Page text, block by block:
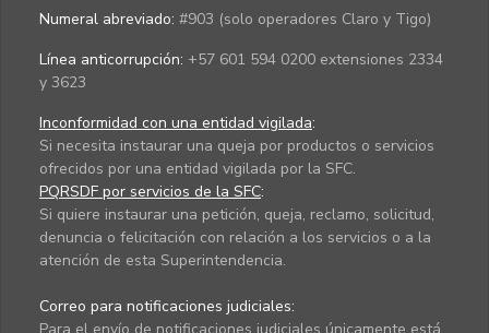
Numeral abreviado: #903 (solo operadores Claro y Tigo)
Línea anticorrupción: +57 601 594 0200 extensiones 2334
y 3623
Inconformidad con una entidad vigilada:
Si necesita instaurar una queja por productos o servicios
ofrecidos por una entidad vigilada por la SFC.
PQRSDF por servicios de la SFC:
Si quiere instaurar una petición, queja, reclamo, solicitud,
denuncia o felicitación con relación a los servicios o a la
atención de esta Superintendencia.
Correo para notificaciones judiciales: